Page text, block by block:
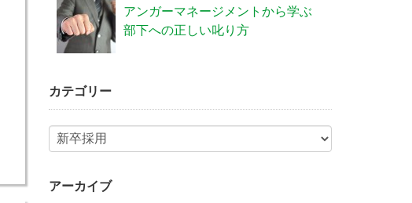
アンガーマネージメントから学ぶ
部下への正しい叱り方
カテゴリー
アーカイブ